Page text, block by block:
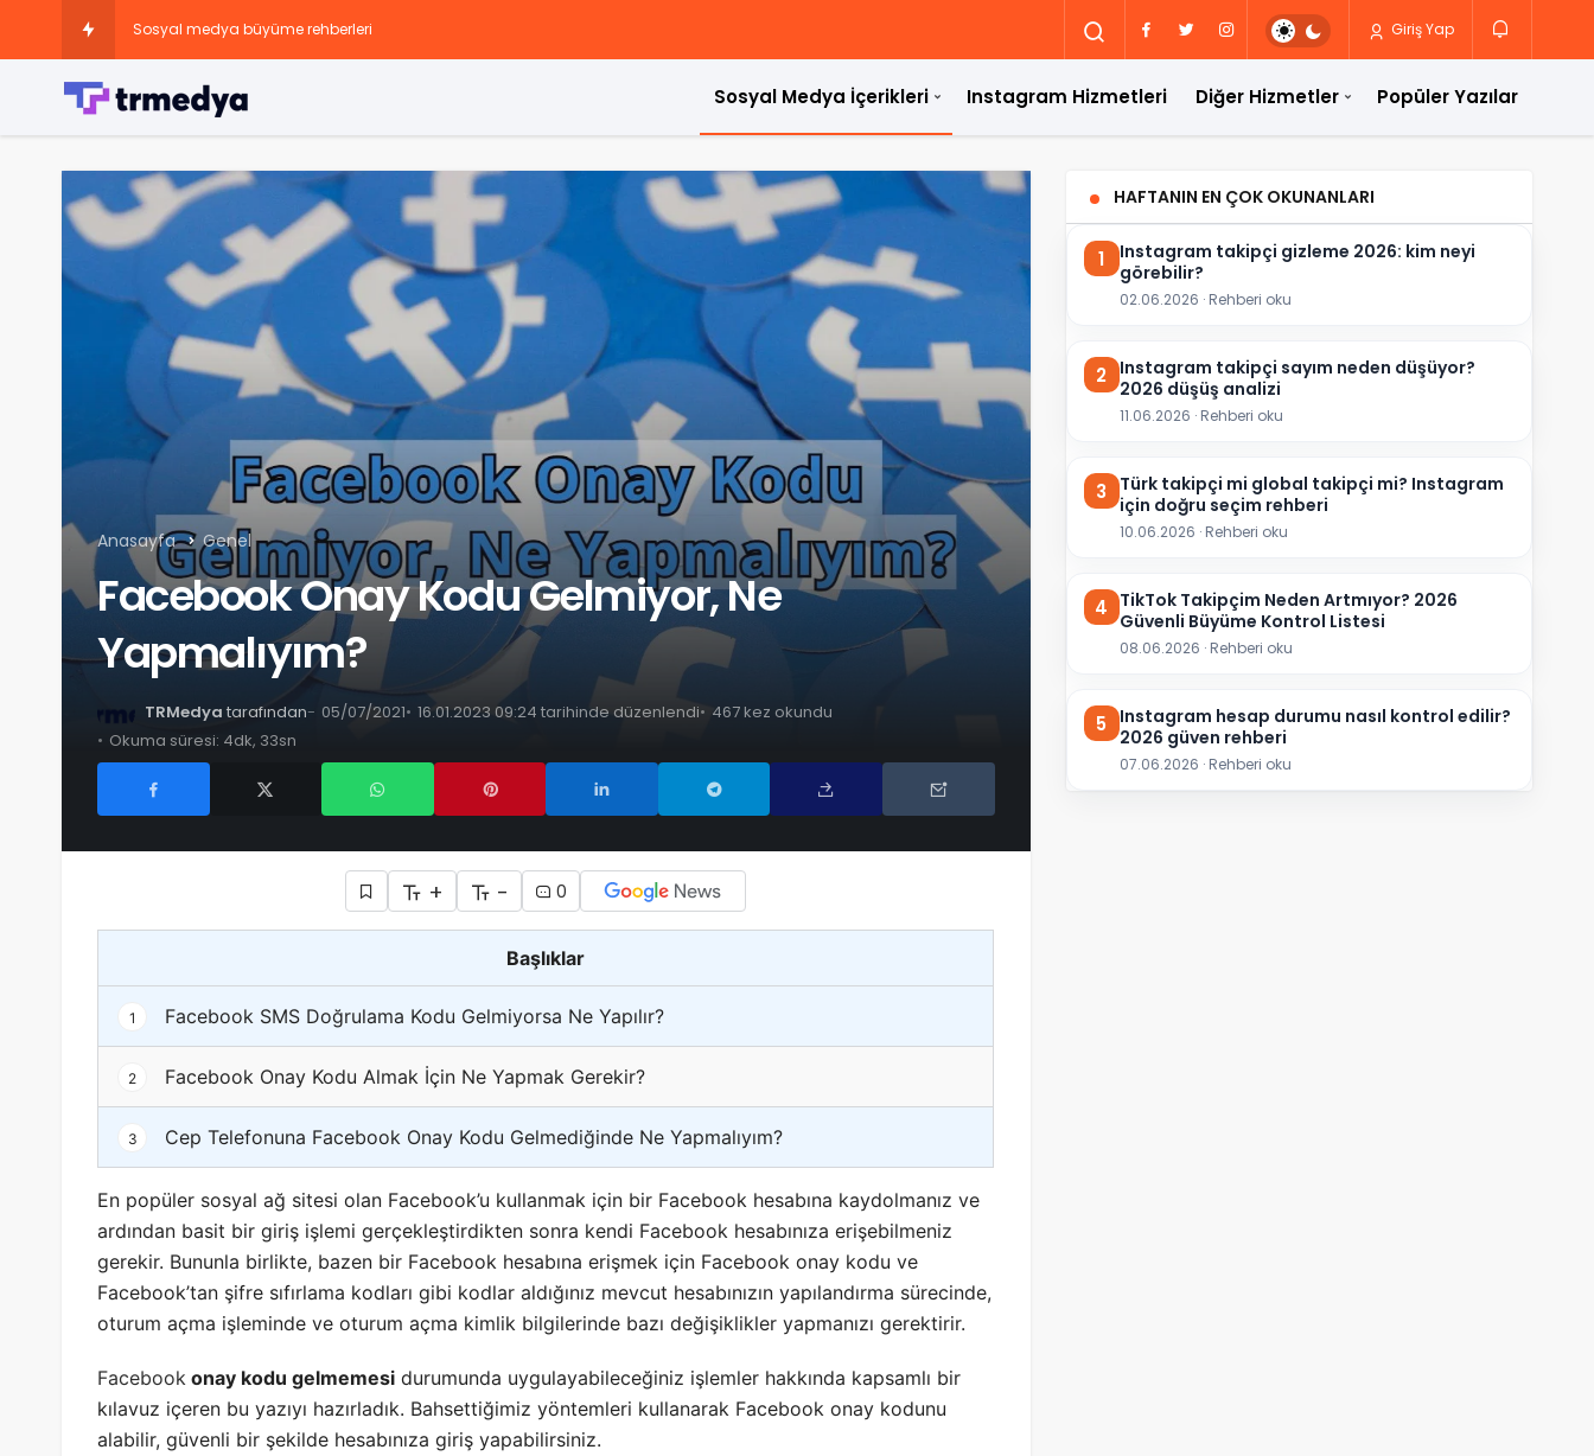
Sosyal medya büyüme rehberleri Giriş Yap
Sosyal Medya İçerikleri Instagram Hizmetleri Diğer Hizmetler Popüler Yazılar
Anasayfa Genel
Facebook Onay Kodu Gelmiyor, Ne
Yapmalıyım?
TRMedya tarafından 05/07/2021 16.01.2023 09:24 tarihinde düzenlendi
467 kez okundu
Okuma süresi: 4dk, 33sn
+ - 0
Başlıklar
1 Facebook SMS Doğrulama Kodu Gelmiyorsa Ne Yapılır?
2 Facebook Onay Kodu Almak İçin Ne Yapmak Gerekir?
3 Cep Telefonuna Facebook Onay Kodu Gelmediğinde Ne Yapmalıyım?
En popüler sosyal ağ sitesi olan Facebook’u kullanmak için bir Facebook hesabına kaydolmanız ve
ardından basit bir giriş işlemi gerçekleştirdikten sonra kendi Facebook hesabınıza erişebilmeniz
gerekir. Bununla birlikte, bazen bir Facebook hesabına erişmek için Facebook onay kodu ve
Facebook’tan şifre sıfırlama kodları gibi kodlar aldığınız mevcut hesabınızın yapılandırma sürecinde,
oturum açma işleminde ve oturum açma kimlik bilgilerinde bazı değişiklikler yapmanızı gerektirir.
Facebook onay kodu gelmemesi durumunda uygulayabileceğiniz işlemler hakkında kapsamlı bir
kılavuz içeren bu yazıyı hazırladık. Bahsettiğimiz yöntemleri kullanarak Facebook onay kodunu
alabilir, güvenli bir şekilde hesabınıza giriş yapabilirsiniz.
HAFTANIN EN ÇOK OKUNANLARI
1
Instagram takipçi gizleme 2026: kim neyi
görebilir?
02.06.2026 · Rehberi oku
2 Instagram takipçi sayım neden düşüyor?
2026 düşüş analizi
11.06.2026 · Rehberi oku
3 Türk takipçi mi global takipçi mi? Instagram
için doğru seçim rehberi
10.06.2026 · Rehberi oku
4 TikTok Takipçim Neden Artmıyor? 2026
Güvenli Büyüme Kontrol Listesi
08.06.2026 · Rehberi oku
5 Instagram hesap durumu nasıl kontrol edilir?
2026 güven rehberi
07.06.2026 · Rehberi oku